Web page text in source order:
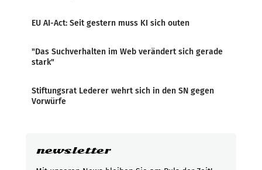
EU AI-Act: Seit gestern muss KI sich outen
"Das Suchverhalten im Web verändert sich gerade
stark"
Stiftungsrat Lederer wehrt sich in den SN gegen
Vorwürfe
newsletter